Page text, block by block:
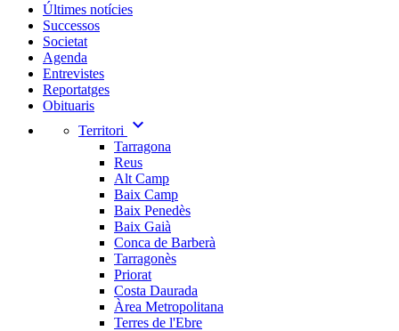
Últimes notícies
Successos
Societat
Agenda
Entrevistes
Reportatges
Obituaris
Territori
expand_more
Tarragona
Reus
Alt Camp
Baix Camp
Baix Penedès
Baix Gaià
Conca de Barberà
Tarragonès
Priorat
Costa Daurada
Àrea Metropolitana
Terres de l'Ebre